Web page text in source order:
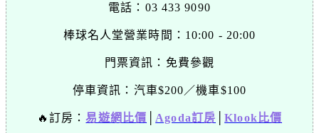
電話：03 433 9090
棒球名人堂營業時間：10:00 - 20:00
門票資訊： 免費參觀
停車資訊： 汽車$200／機車$100
🔥訂房：易遊網比價 Agoda訂房 │Klook比價